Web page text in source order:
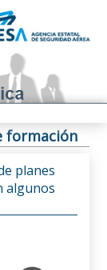
formación
planes
algunos